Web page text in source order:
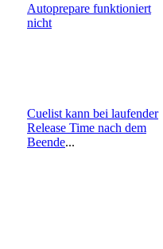
Autoprepare funktioniert
nicht
Cuelist kann bei laufender
Release Time nach dem
Beende...